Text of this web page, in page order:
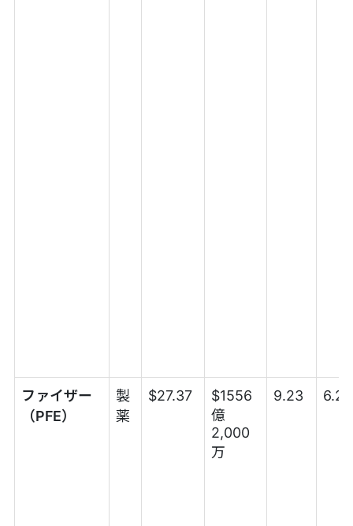
ファイザー
（PFE）
製
薬
$27.37
$1556
億
2,000
万
9.23